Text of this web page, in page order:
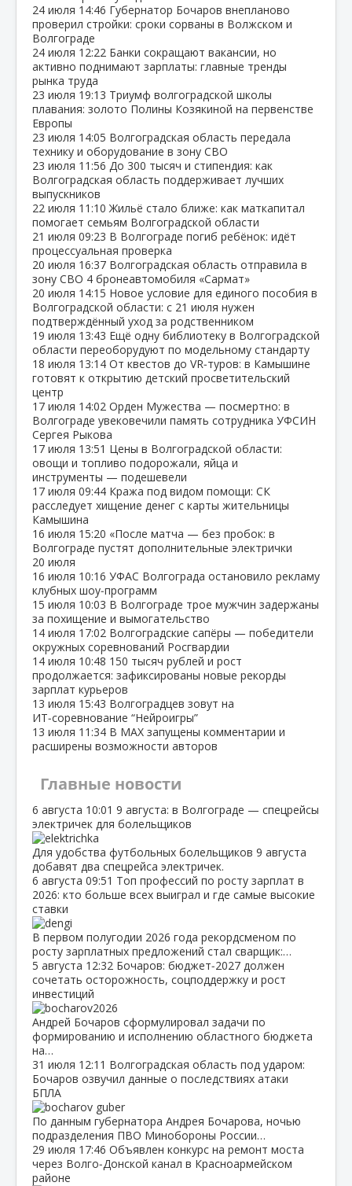
24 июля 14:46 Губернатор Бочаров внепланово
проверил стройки: сроки сорваны в Волжском и
Волгограде
24 июля 12:22 Банки сокращают вакансии, но
активно поднимают зарплаты: главные тренды
рынка труда
23 июля 19:13 Триумф волгоградской школы
плавания: золото Полины Козякиной на первенстве
Европы
23 июля 14:05 Волгоградская область передала
технику и оборудование в зону СВО
23 июля 11:56 До 300 тысяч и стипендия: как
Волгоградская область поддерживает лучших
выпускников
22 июля 11:10 Жильё стало ближе: как маткапитал
помогает семьям Волгоградской области
21 июля 09:23 В Волгограде погиб ребёнок: идёт
процессуальная проверка
20 июля 16:37 Волгоградская область отправила в
зону СВО 4 бронеавтомобиля «Сармат»
20 июля 14:15 Новое условие для единого пособия в
Волгоградской области: с 21 июля нужен
подтверждённый уход за родственником
19 июля 13:43 Ещё одну библиотеку в Волгоградской
области переоборудуют по модельному стандарту
18 июля 13:14 От квестов до VR‑туров: в Камышине
готовят к открытию детский просветительский
центр
17 июля 14:02 Орден Мужества — посмертно: в
Волгограде увековечили память сотрудника УФСИН
Сергея Рыкова
17 июля 13:51 Цены в Волгоградской области:
овощи и топливо подорожали, яйца и
инструменты — подешевели
17 июля 09:44 Кража под видом помощи: СК
расследует хищение денег с карты жительницы
Камышина
16 июля 15:20 «После матча — без пробок: в
Волгограде пустят дополнительные электрички
20 июля
16 июля 10:16 УФАС Волгограда остановило рекламу
клубных шоу‑программ
15 июля 10:03 В Волгограде трое мужчин задержаны
за похищение и вымогательство
14 июля 17:02 Волгоградские сапёры — победители
окружных соревнований Росгвардии
14 июля 10:48 150 тысяч рублей и рост
продолжается: зафиксированы новые рекорды
зарплат курьеров
13 июля 15:43 Волгоградцев зовут на
ИТ‑соревнование “Нейроигры”
13 июля 11:34 В МАХ запущены комментарии и
расширены возможности авторов
Главные новости
6 августа 10:01 9 августа: в Волгограде — спецрейсы
электричек для болельщиков
Для удобства футбольных болельщиков 9 августа
добавят два спецрейса электричек.
6 августа 09:51 Топ профессий по росту зарплат в
2026: кто больше всех выиграл и где самые высокие
ставки
В первом полугодии 2026 года рекордсменом по
росту зарплатных предложений стал сварщик:…
5 августа 12:32 Бочаров: бюджет‑2027 должен
сочетать осторожность, соцподдержку и рост
инвестиций
Андрей Бочаров сформулировал задачи по
формированию и исполнению областного бюджета
на…
31 июля 12:11 Волгоградская область под ударом:
Бочаров озвучил данные о последствиях атаки
БПЛА
По данным губернатора Андрея Бочарова, ночью
подразделения ПВО Минобороны России…
29 июля 17:46 Объявлен конкурс на ремонт моста
через Волго‑Донской канал в Красноармейском
районе